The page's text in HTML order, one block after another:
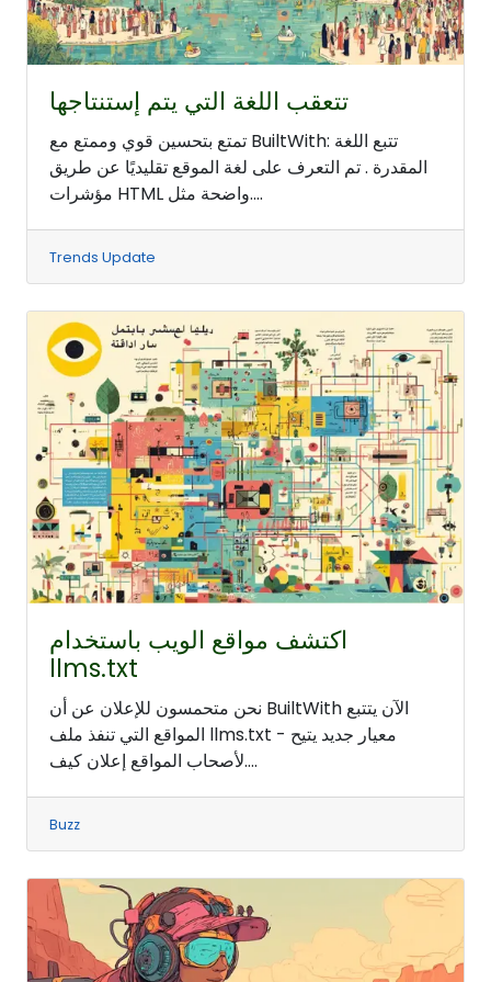
تتعقب اللغة التي يتم إستنتاجها
تمتع بتحسين قوي وممتع مع BuiltWith: تتبع اللغة
المقدرة . تم التعرف على لغة الموقع تقليديًا عن طريق
مؤشرات HTML واضحة مثل....
Trends Update
اكتشف مواقع الويب باستخدام
llms.txt
نحن متحمسون للإعلان عن أن BuiltWith الآن يتتبع
المواقع التي تنفذ ملف llms.txt - معيار جديد يتيح
لأصحاب المواقع إعلان كيف....
Buzz